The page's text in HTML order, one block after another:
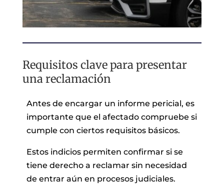
Requisitos clave para presentar
una reclamación
Antes de encargar un informe pericial, es
importante que el afectado compruebe si
cumple con ciertos requisitos básicos.
Estos indicios permiten confirmar si se
tiene derecho a reclamar sin necesidad
de entrar aún en procesos judiciales.